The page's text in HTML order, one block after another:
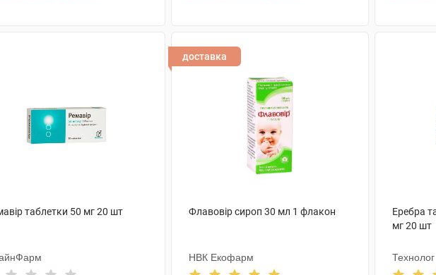
таблетки 50 мг 20 шт
доставка
Флавовір сироп 30 мл 1 флакон
НВК Екофарм
Еребра
мг 20 шт
Технолог